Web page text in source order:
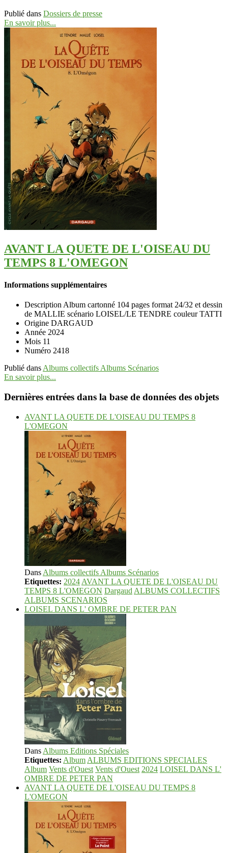
Publié dans Dossiers de presse
En savoir plus...
AVANT LA QUETE DE L'OISEAU DU
TEMPS 8 L'OMEGON
Informations supplémentaires
Description Album cartonné 104 pages format 24/32 et dessin
de MALLIE scénario LOISEL/LE TENDRE couleur TATTI
Origine DARGAUD
Année 2024
Mois 11
Numéro 2418
Publié dans Albums collectifs Albums Scénarios
En savoir plus...
Dernières entrées dans la base de données des objets
AVANT LA QUETE DE L'OISEAU DU TEMPS 8
L'OMEGON
Dans Albums collectifs Albums Scénarios
Etiquettes: 2024 AVANT LA QUETE DE L'OISEAU DU
TEMPS 8 L'OMEGON Dargaud ALBUMS COLLECTIFS
ALBUMS SCENARIOS
LOISEL DANS L' OMBRE DE PETER PAN
Dans Albums Editions Spéciales
Etiquettes: Album ALBUMS EDITIONS SPECIALES
Album Vents d'Ouest Vents d'Ouest 2024 LOISEL DANS L'
OMBRE DE PETER PAN
AVANT LA QUETE DE L'OISEAU DU TEMPS 8
L'OMEGON